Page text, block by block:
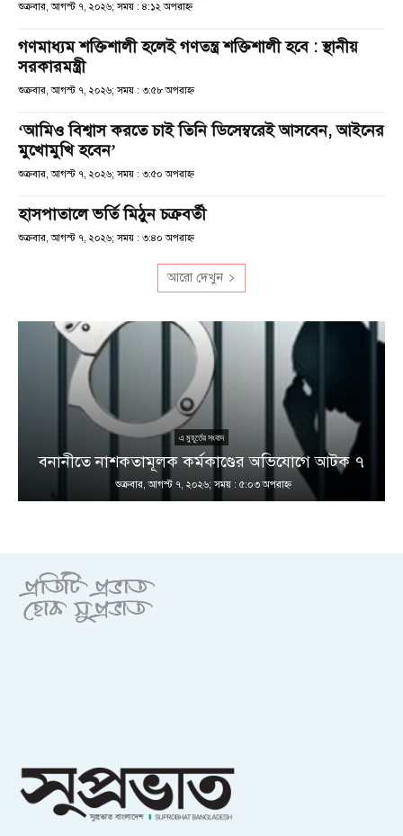
শুক্রবার, আগস্ট ৭, ২০২৬; সময় : ৪:১২ অপরাহ্ণ
গণমাধ্যম শক্তিশালী হলেই গণতন্ত্র শক্তিশালী হবে : স্থানীয়
সরকারমন্ত্রী
শুক্রবার, আগস্ট ৭, ২০২৬; সময় : ৩:৫৮ অপরাহ্ণ
‘আমিও বিশ্বাস করতে চাই তিনি ডিসেম্বরেই আসবেন, আইনের
মুখোমুখি হবেন’
শুক্রবার, আগস্ট ৭, ২০২৬; সময় : ৩:৫০ অপরাহ্ণ
হাসপাতালে ভর্তি মিঠুন চক্রবর্তী
শুক্রবার, আগস্ট ৭, ২০২৬; সময় : ৩:৪০ অপরাহ্ণ
আরো দেখুন
এ মুহূর্তের সংবাদ
বনানীতে নাশকতামূলক কর্মকাণ্ডের অভিযোগে আটক ৭
শুক্রবার, আগস্ট ৭, ২০২৬; সময় : ৫:০৩ অপরাহ্ণ